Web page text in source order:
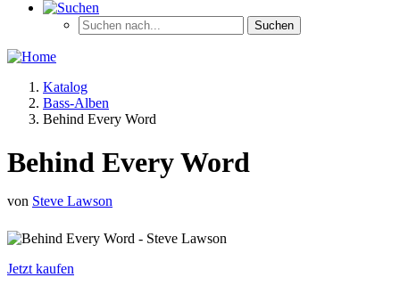
Katalog
Bass-Alben
Behind Every Word
Behind Every Word
von Steve Lawson
Jetzt kaufen